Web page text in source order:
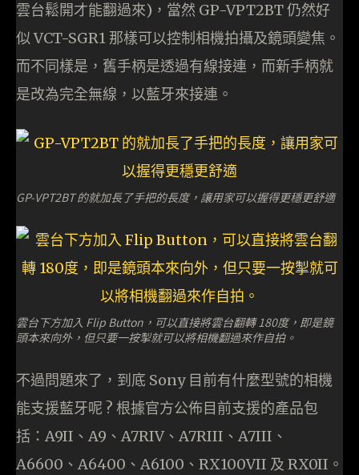
雲台鬆開才能翻過來)，當然 GP-VPT2BT 仍然好
似 VCT-SGR1 那樣可以控制相機拍攝及鏡頭變焦。
而不同樣是，舊手柄是透過有線接連，而新手柄就
是改為完全無線，以藍牙來接連。
GP-VPT2BT 的就加長了手把的長度，讓用家可以握得更穩更舒適
雲台下方加入 Flip Button，可以直接將雲台翻轉 180度，即是鏡
頭本來向外，但只要一按掣就可以將相機翻過來作自拍。
不過問題來了，到底 Sony 目前有什麼型號的相機
能支援藍牙呢 ? 根據官方公佈目前支援的產品包
括：A9II、A9、A7RIV、A7RIII、A7III、
A6600、A6400、A6100、RX100VII 及 RX0II。